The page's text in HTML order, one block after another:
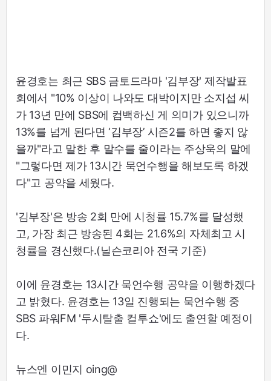
윤경호는 최근 SBS 금토드라마 '김부장' 제작발표
회에서 "10% 이상이 나와도 대박이지만 소지섭 씨
가 13년 만에 SBS에 컴백하신 게 의미가 있으니까
13%를 넘게 된다면 ‘김부장’ 시즌2를 하면 좋지 않
을까"라고 말한 후 말수를 줄이라는 주상욱의 말에
"그렇다면 제가 13시간 묵언수행을 해보도록 하겠
다"고 공약을 세웠다.
'김부장'은 방송 2회 만에 시청률 15.7%를 달성했
고, 가장 최근 방송된 4회는 21.6%의 자체최고 시
청률을 경신했다.(닐슨코리아 전국 기준)
이에 윤경호는 13시간 묵언수행 공약을 이행하겠다
고 밝혔다. 윤경호는 13일 진행되는 묵언수행 중
SBS 파워FM '두시탈출 컬투쇼'에도 출연할 예정이
다.
뉴스엔 이민지 oing@